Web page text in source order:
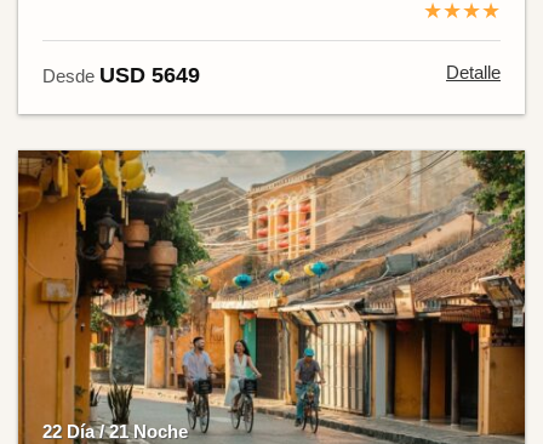
★★★★
Desde USD 5649 Detalle
22 Día / 21 Noche